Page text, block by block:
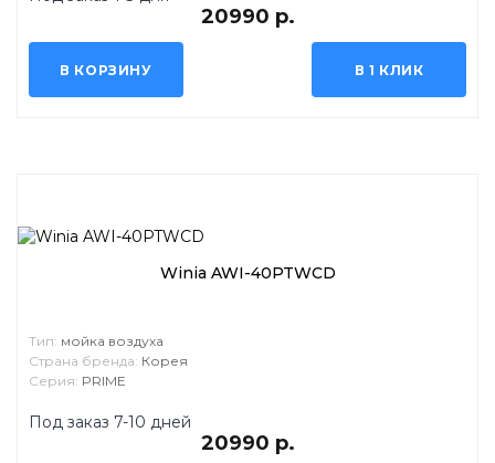
20990 р.
В КОРЗИНУ В 1 КЛИК
Winia AWI-40PTWCD
Тип: мойка воздуха
Страна бренда: Корея
Серия: PRIME
Под заказ 7-10 дней
20990 р.